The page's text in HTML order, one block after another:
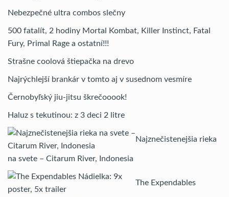
Nebezpečné ultra combos slečny
500 fatalít, 2 hodiny Mortal Kombat, Killer Instinct, Fatal
Fury, Primal Rage a ostatní!!!
Strašne coolová štiepačka na drevo
Najrýchlejší brankár v tomto aj v susednom vesmíre
Černobyľský jiu-jitsu škrečooook!
Haluz s tekutinou: z 3 deci 2 litre
Najznečistenejšia rieka
na svete – Citarum River, Indonesia
The Expendables